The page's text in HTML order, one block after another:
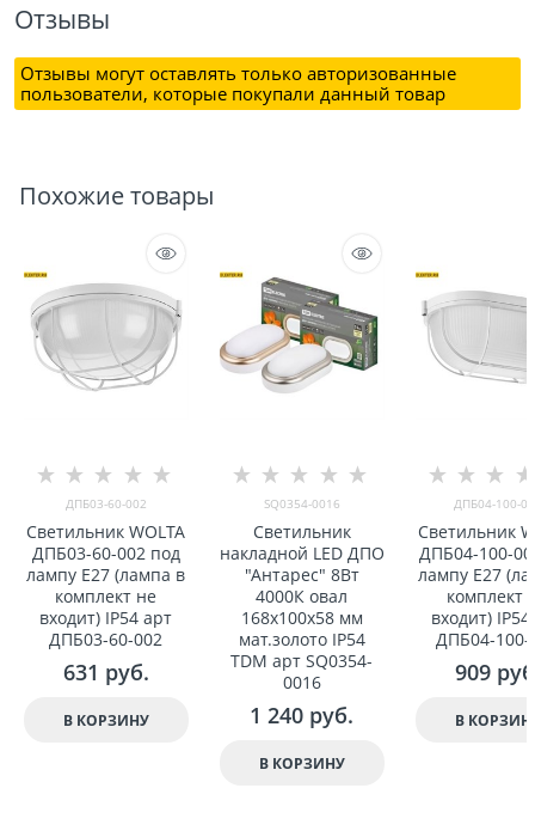
Отзывы
Отзывы могут оставлять только авторизованные
пользователи, которые покупали данный товар
Похожие товары
ДПБ03-60-002
Светильник WOLTA
ДПБ03-60-002 под
лампу E27 (лампа в
комплект не
вxодит) IP54 арт
ДПБ03-60-002
631 руб.
В КОРЗИНУ
SQ0354-0016
Светильник
накладной LED ДПО
"Антарес" 8Вт
4000К овал
168x100x58 мм
мат.золото IP54
TDM арт SQ0354-
0016
1 240 руб.
В КОРЗИНУ
ДПБ04-100-
Светильник
ДПБ04-100-
лампу E27
комплект
вxодит)
ДПБ04-100-
909
В